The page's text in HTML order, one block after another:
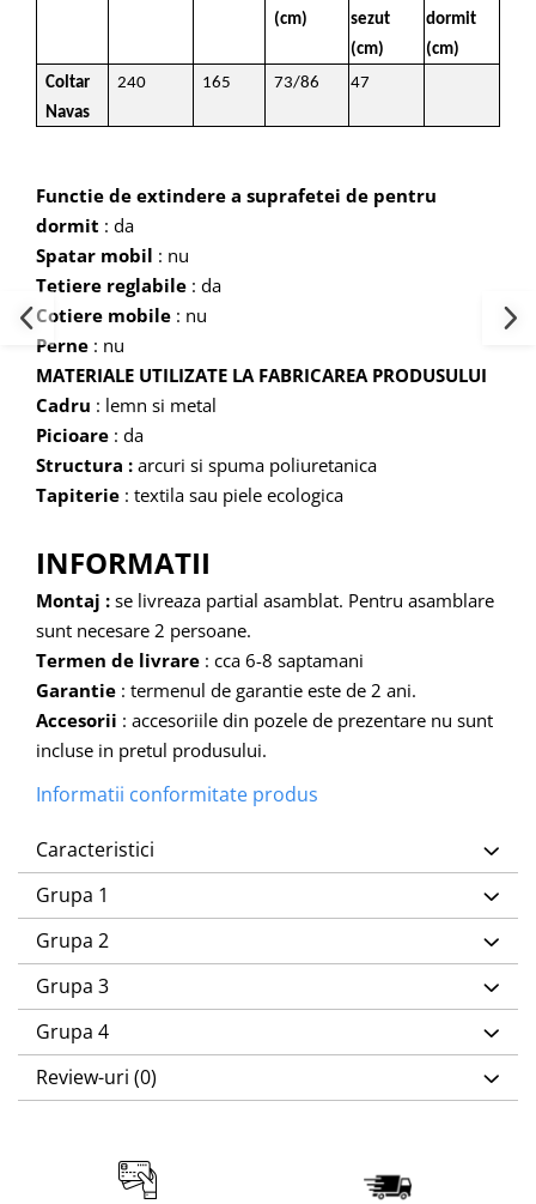
(cm)
sezut
(cm)
dormit
(cm)
Coltar
Navas
240 165 73/86 47
Functie de extindere a suprafetei de pentru
dormit : da
Spatar mobil : nu
Tetiere reglabile : da
Cotiere mobile : nu
Perne : nu
MATERIALE UTILIZATE LA FABRICAREA PRODUSULUI
Cadru : lemn si metal
Picioare : da
Structura : arcuri si spuma poliuretanica
Tapiterie : textila sau piele ecologica
INFORMATII
Montaj : se livreaza partial asamblat. Pentru asamblare
sunt necesare 2 persoane.
Termen de livrare : cca 6-8 saptamani
Garantie : termenul de garantie este de 2 ani.
Accesorii : accesoriile din pozele de prezentare nu sunt
incluse in pretul produsului.
Informatii conformitate produs
Caracteristici
Grupa 1
Grupa 2
Grupa 3
Grupa 4
Review-uri (0)